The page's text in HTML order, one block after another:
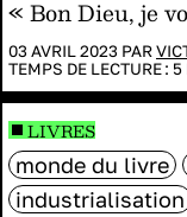
« Bon Dieu, je
03 AVRIL 2023 PAR
TEMPS DE LECTURE : 5
monde du livre
industrialisation
LIVRES